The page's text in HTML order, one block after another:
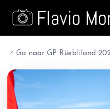
Ga naar GP Rüebliland